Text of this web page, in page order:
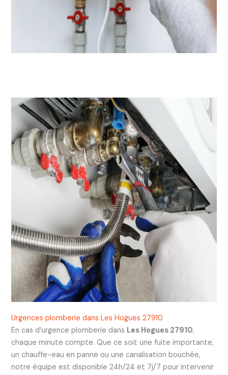
Urgences plomberie dans Les Hogues 27910
En cas d’urgence plomberie dans Les Hogues 27910,
chaque minute compte. Que ce soit une fuite importante,
un chauffe-eau en panne ou une canalisation bouchée,
notre équipe est disponible 24h/24 et 7j/7 pour intervenir